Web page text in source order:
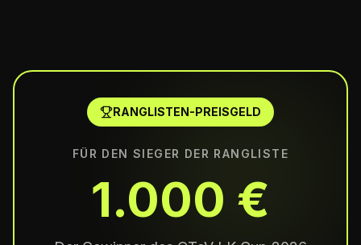
RANGLISTEN-PREISGELD
FÜR DEN SIEGER DER RANGLISTE
1.000 €